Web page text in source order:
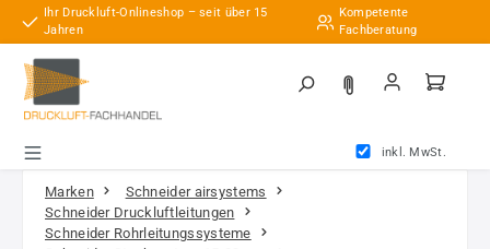
Zum Hauptinhalt springen
Ihr Druckluft-Onlineshop – seit über 15
Jahren
Kompetente
Fachberatung
inkl. MwSt.
Marken
Schneider airsystems
Schneider Druckluftleitungen
Schneider Rohrleitungssysteme